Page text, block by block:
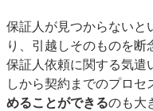
保証人が見つからないと
り、引越しそのものを断
保証人依頼に関する気遣
しから契約までのプロセ
めることができるのも大